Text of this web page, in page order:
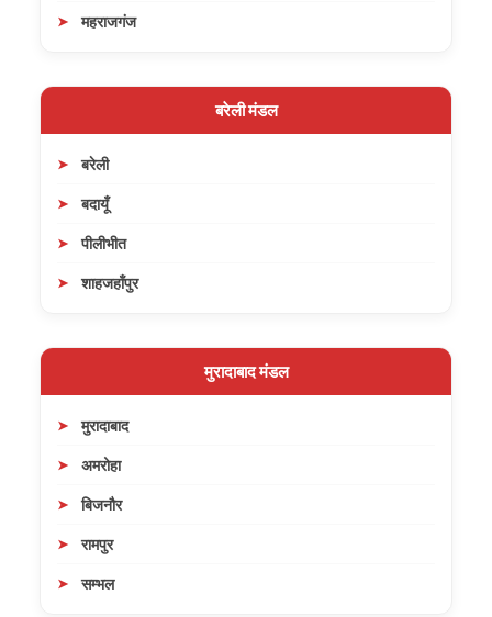
महराजगंज
बरेली मंडल
बरेली
बदायूँ
पीलीभीत
शाहजहाँपुर
मुरादाबाद मंडल
मुरादाबाद
अमरोहा
बिजनौर
रामपुर
सम्भल